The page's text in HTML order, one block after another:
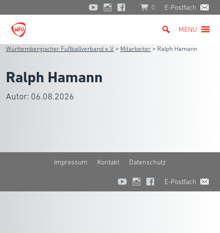
0 E-Postfach
MENU
Württembergischer Fußballverband e.V. > Mitarbeiter > Ralph Hamann
Ralph Hamann
Autor: 06.08.2026
Impressum Kontakt Datenschutz
E-Postfach